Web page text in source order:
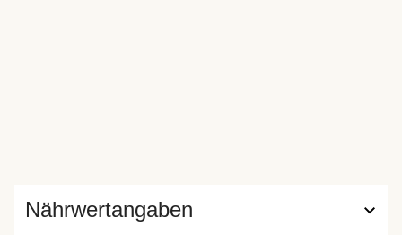
Nährwertangaben